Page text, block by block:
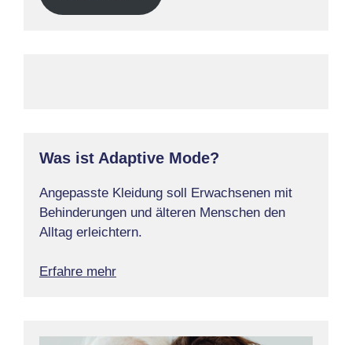
Was ist Adaptive Mode?
Angepasste Kleidung soll Erwachsenen mit
Behinderungen und älteren Menschen den
Alltag erleichtern.
Erfahre mehr